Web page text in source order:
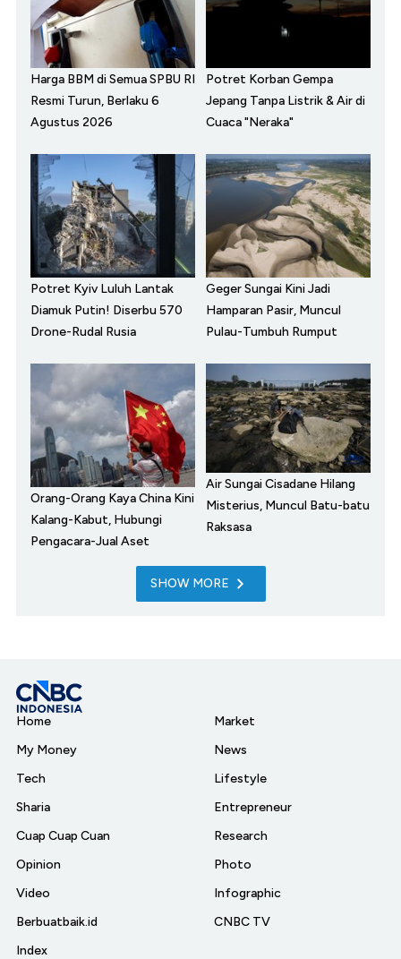
Harga BBM di Semua SPBU RI
Resmi Turun, Berlaku 6
Agustus 2026
Potret Korban Gempa
Jepang Tanpa Listrik & Air di
Cuaca "Neraka"
Potret Kyiv Luluh Lantak
Diamuk Putin! Diserbu 570
Drone-Rudal Rusia
Geger Sungai Kini Jadi
Hamparan Pasir, Muncul
Pulau-Tumbuh Rumput
Orang-Orang Kaya China Kini
Kalang-Kabut, Hubungi
Pengacara-Jual Aset
Air Sungai Cisadane Hilang
Misterius, Muncul Batu-batu
Raksasa
SHOW MORE
Home
My Money
Tech
Sharia
Cuap Cuap Cuan
Opinion
Video
Berbuatbaik.id
Index
Market
News
Lifestyle
Entrepreneur
Research
Photo
Infographic
CNBC TV